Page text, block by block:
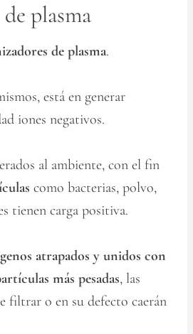
plasma
de plasma.
está en generar
iones negativos.
al ambiente, con el fin
como bacterias, polvo,
tienen carga positiva.
atrapados y unidos con
más pesadas, las
filtrar o en su defecto caerán